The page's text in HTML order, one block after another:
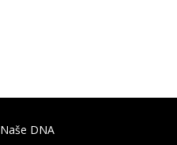
Naše DNA